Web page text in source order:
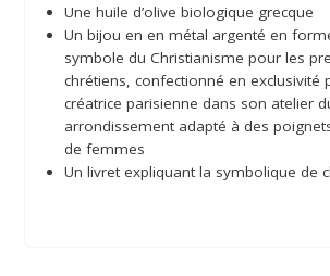
Une huile d’olive biologique grecque
Un bijou en en métal argenté en
symbole du Christianisme pour les
chrétiens, confectionné en exclusivité
créatrice parisienne dans son atelier
arrondissement adapté à des
de femmes
Un livret expliquant la symbolique de